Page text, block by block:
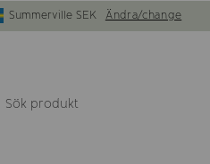
Summerville SEK Ändra/change